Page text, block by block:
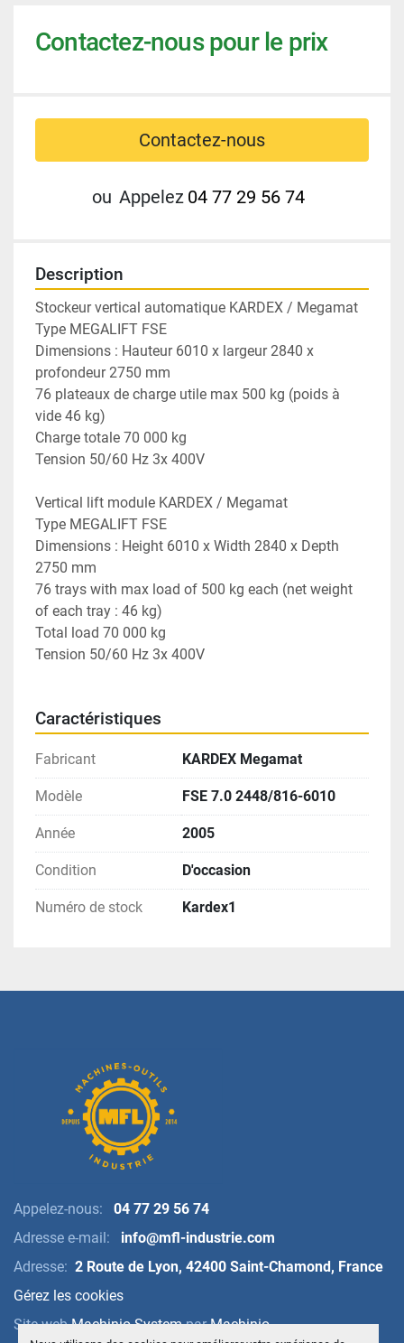
Contactez-nous pour le prix
Contactez-nous
ou Appelez 04 77 29 56 74
Description
Stockeur vertical automatique KARDEX / Megamat
Type MEGALIFT FSE
Dimensions : Hauteur 6010 x largeur 2840 x
profondeur 2750 mm
76 plateaux de charge utile max 500 kg (poids à
vide 46 kg)
Charge totale 70 000 kg
Tension 50/60 Hz 3x 400V
Vertical lift module KARDEX / Megamat
Type MEGALIFT FSE
Dimensions : Height 6010 x Width 2840 x Depth
2750 mm
76 trays with max load of 500 kg each (net weight
of each tray : 46 kg)
Total load 70 000 kg
Tension 50/60 Hz 3x 400V
Caractéristiques
Fabricant KARDEX Megamat
Modèle FSE 7.0 2448/816-6010
Année 2005
Condition D'occasion
Numéro de stock Kardex1
Appelez-nous:
04 77 29 56 74
Adresse e-mail:
info@mfl-industrie.com
Adresse: 2 Route de Lyon, 42400 Saint-Chamond, France
Gérez les cookies
Site webMachinio SystemparMachinio